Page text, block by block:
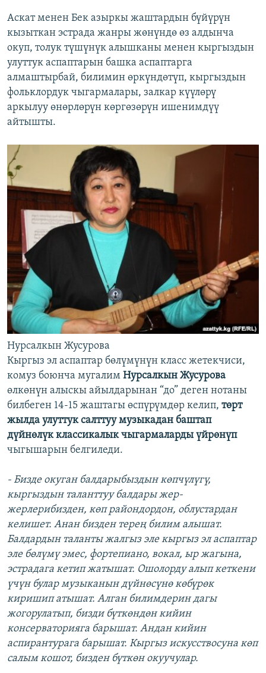
Аскат менен Бек азыркы жаштардын бүйүрүн
кызыткан эстрада жанры жөнүндө өз алдынча
окуп, толук түшүнүк алышканы менен кыргыздын
улуттук аспаптарын башка аспаптарга
алмаштырбай, билимин өркүндөтүп, кыргыздын
фольклордук чыгармалары, залкар күүлөрү
аркылуу өнөрлөрүн көргөзөрүн ишенимдүү
айтышты.
Нурсалкын Жусурова
Кыргыз эл аспаптар бөлүмүнүн класс жетекчиси,
комуз боюнча мугалим Нурсалкын Жусурова
өлкөнүн алыскы айылдарынан “до” деген нотаны
билбеген 14-15 жаштагы өспүрүмдөр келип, төрт
жылда улуттук салттуу музыкадан баштап
дүйнөлүк классикалык чыгармаларды үйрөнүп
чыгышарын белгиледи.
- Бизде окуган балдарыбыздын көпчүлүгү,
кыргыздын таланттуу балдары жер-
жерлерибизден, көп райондордон, облустардан
келишет. Анан бизден терең билим алышат.
Балдардын таланты жалгыз эле кыргыз эл аспаптар
эле бөлүмү эмес, фортепиано, вокал, ыр жагына,
эстрадага кетип жатышат. Ошолорду алып кеткени
үчүн булар музыканын дүйнөсүнө көбүрөк
киришип атышат. Алган билимдерин дагы
жогорулатып, бизди бүткөндөн кийин
консерваторияга барышат. Андан кийин
аспирантурага барышат. Кыргыз искусствосуна көп
салым кошот, бизден бүткөн окуучулар.